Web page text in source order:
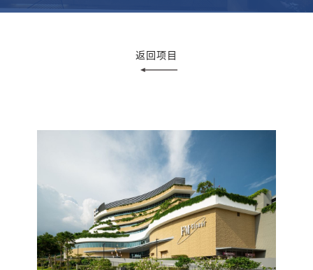
返回项目